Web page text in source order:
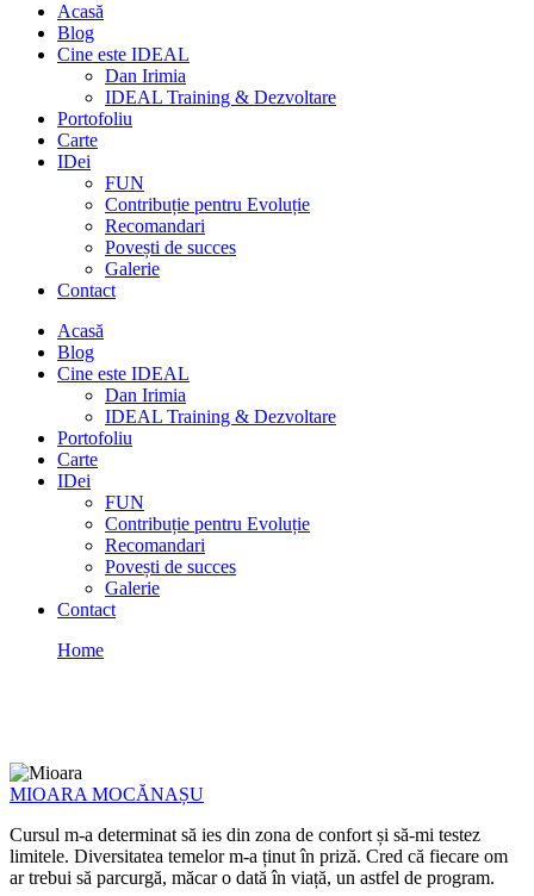
Acasă
Blog
Cine este IDEAL
Dan Irimia
IDEAL Training & Dezvoltare
Portofoliu
Carte
IDei
FUN
Contribuție pentru Evoluție
Recomandari
Povești de succes
Galerie
Contact
Acasă
Blog
Cine este IDEAL
Dan Irimia
IDEAL Training & Dezvoltare
Portofoliu
Carte
IDei
FUN
Contribuție pentru Evoluție
Recomandari
Povești de succes
Galerie
Contact
Home
MIOARA MOCĂNAȘU
Cursul m-a determinat să ies din zona de confort și să-mi testez
limitele. Diversitatea temelor m-a ținut în priză. Cred că fiecare om
ar trebui să parcurgă, măcar o dată în viață, un astfel de program.